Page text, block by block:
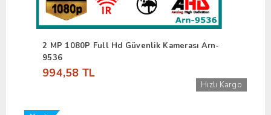
2 MP 1080P Full Hd Güvenlik Kamerası Arn-
9536
994,58 TL
Hızlı Kargo